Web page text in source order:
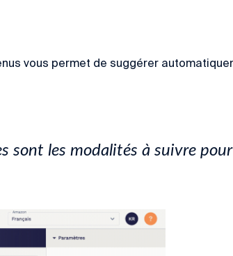
vous permet de suggérer
sont les modalités à suivre